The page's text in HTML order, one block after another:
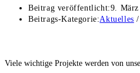
Beitrag veröffentlicht:9. März
Beitrags-Kategorie:Aktuelles /
Viele wichtige Projekte werden von